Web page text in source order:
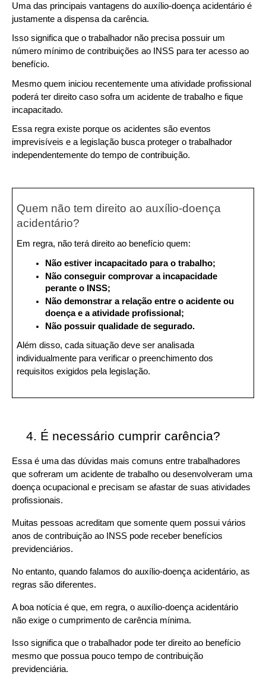
Uma das principais vantagens do auxílio-doença acidentário é
justamente a dispensa da carência.
Isso significa que o trabalhador não precisa possuir um
número mínimo de contribuições ao INSS para ter acesso ao
benefício.
Mesmo quem iniciou recentemente uma atividade profissional
poderá ter direito caso sofra um acidente de trabalho e fique
incapacitado.
Essa regra existe porque os acidentes são eventos
imprevisíveis e a legislação busca proteger o trabalhador
independentemente do tempo de contribuição.
Quem não tem direito ao auxílio-doença
acidentário?
Em regra, não terá direito ao benefício quem:
Não estiver incapacitado para o trabalho;
Não conseguir comprovar a incapacidade
perante o INSS;
Não demonstrar a relação entre o acidente ou
doença e a atividade profissional;
Não possuir qualidade de segurado.
Além disso, cada situação deve ser analisada
individualmente para verificar o preenchimento dos
requisitos exigidos pela legislação.
É necessário cumprir carência?
Essa é uma das dúvidas mais comuns entre trabalhadores
que sofreram um acidente de trabalho ou desenvolveram uma
doença ocupacional e precisam se afastar de suas atividades
profissionais.
Muitas pessoas acreditam que somente quem possui vários
anos de contribuição ao INSS pode receber benefícios
previdenciários.
No entanto, quando falamos do auxílio-doença acidentário, as
regras são diferentes.
A boa notícia é que, em regra, o auxílio-doença acidentário
não exige o cumprimento de carência mínima.
Isso significa que o trabalhador pode ter direito ao benefício
mesmo que possua pouco tempo de contribuição
previdenciária.